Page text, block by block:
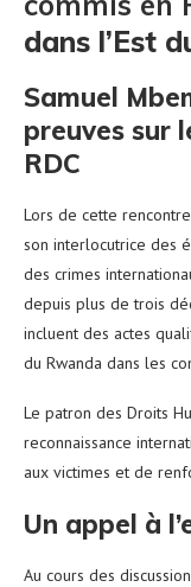
dans l’Est
Samuel
preuves sur
RDC
Lors de cette
son interlocutrice des
des crimes
depuis plus de trois
incluent des actes
du Rwanda dans les
Le patron des Droits
reconnaissance
aux victimes et de
Un appel à
Au cours des